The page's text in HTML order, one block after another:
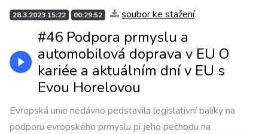
28.3.2023 15:22 00:29:52 soubor ke stažení
#46 Podpora prmyslu a
automobilová doprava v EU O
kariée a aktuálním dní v EU s
Evou Horelovou
Evropská unie nedávno pedstavila legislativní balíky na
podporu evropského prmyslu pi jeho pechodu na